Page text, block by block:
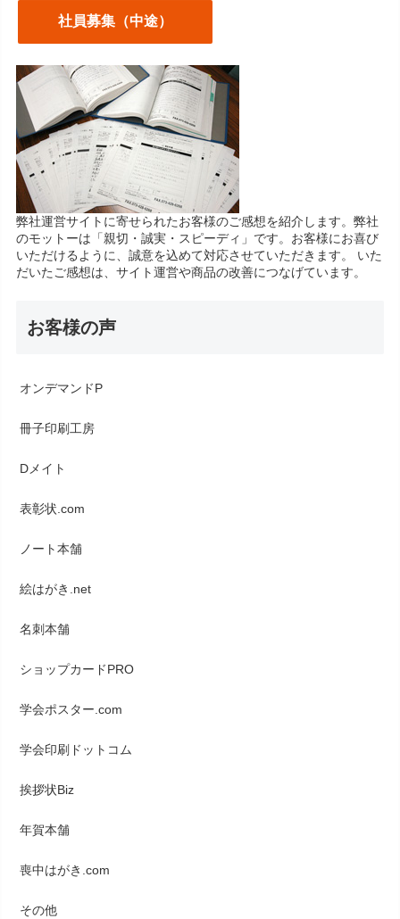
社員募集（中途）
弊社運営サイトに寄せられたお客様のご感想を紹介します。弊社
のモットーは「親切・誠実・スピーディ」です。お客様にお喜び
いただけるように、誠意を込めて対応させていただきます。 いた
だいたご感想は、サイト運営や商品の改善につなげています。
お客様の声
オンデマンドP
冊子印刷工房
Dメイト
表彰状.com
ノート本舗
絵はがき.net
名刺本舗
ショップカードPRO
学会ポスター.com
学会印刷ドットコム
挨拶状Biz
年賀本舗
喪中はがき.com
その他